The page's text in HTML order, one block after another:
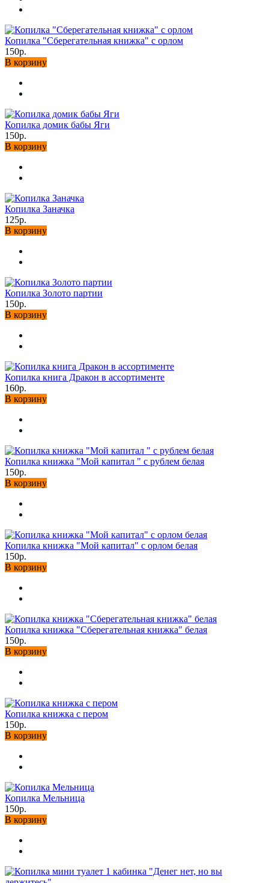
Копилка "Сберегательная книжка" с орлом
150р.
В корзину
Копилка домик бабы Яги
150р.
В корзину
Копилка Заначка
125р.
В корзину
Копилка Золото партии
150р.
В корзину
Копилка книга Дракон в ассортименте
160р.
В корзину
Копилка книжка "Мой капитал " с рублем белая
150р.
В корзину
Копилка книжка "Мой капитал" с орлом белая
150р.
В корзину
Копилка книжка "Сберегательная книжка" белая
150р.
В корзину
Копилка книжка с пером
150р.
В корзину
Копилка Мельница
150р.
В корзину